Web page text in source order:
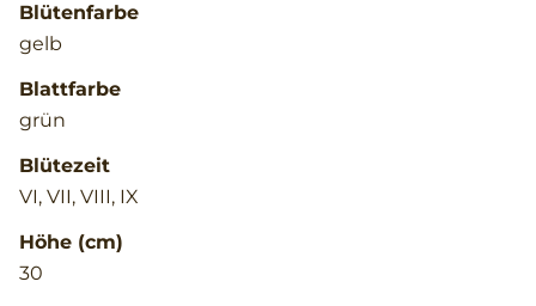
Blütenfarbe
gelb
Blattfarbe
grün
Blütezeit
VI, VII, VIII, IX
Höhe (cm)
30